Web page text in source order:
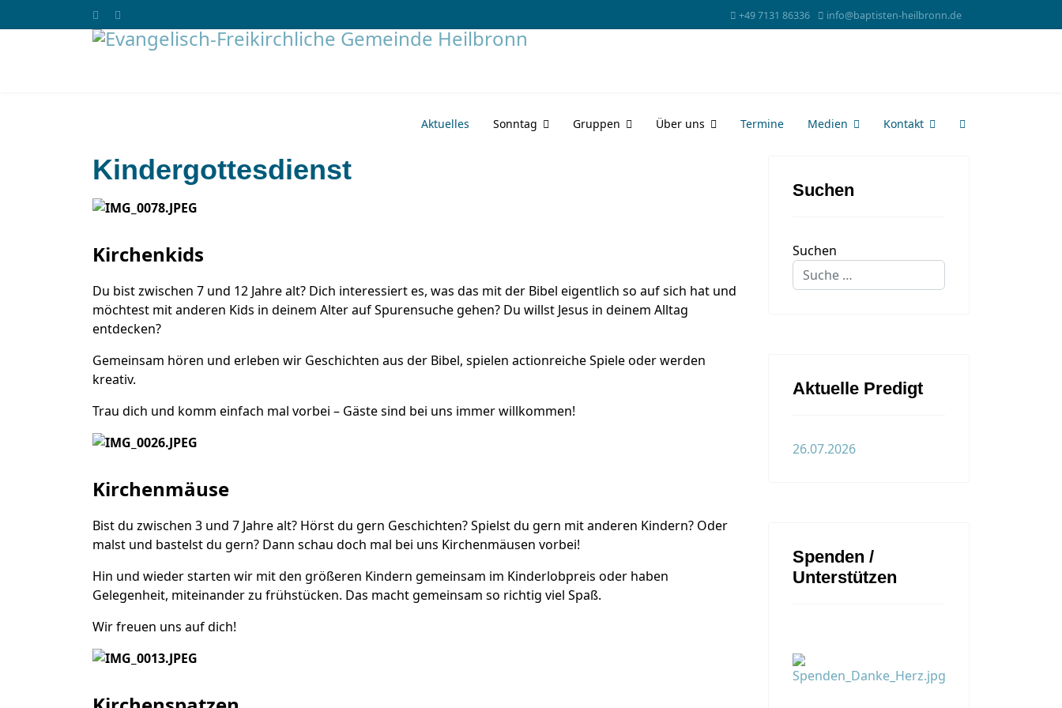
+49 7131 86336 info@baptisten-heilbronn.de
Aktuelles Sonntag Gruppen Über uns Termine Medien Kontakt
Kindergottesdienst
Kirchenkids
Du bist zwischen 7 und 12 Jahre alt? Dich interessiert es, was das mit der Bibel eigentlich so auf sich hat und
möchtest mit anderen Kids in deinem Alter auf Spurensuche gehen? Du willst Jesus in deinem Alltag
entdecken?
Gemeinsam hören und erleben wir Geschichten aus der Bibel, spielen actionreiche Spiele oder werden
kreativ.
Trau dich und komm einfach mal vorbei – Gäste sind bei uns immer willkommen!
Kirchenmäuse
Bist du zwischen 3 und 7 Jahre alt? Hörst du gern Geschichten? Spielst du gern mit anderen Kindern? Oder
malst und bastelst du gern? Dann schau doch mal bei uns Kirchenmäusen vorbei!
Hin und wieder starten wir mit den größeren Kindern gemeinsam im Kinderlobpreis oder haben
Gelegenheit, miteinander zu frühstücken. Das macht gemeinsam so richtig viel Spaß.
Wir freuen uns auf dich!
Suchen
Suchen
Aktuelle Predigt
26.07.2026
Spenden /
Unterstützen